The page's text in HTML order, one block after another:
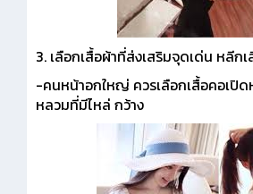
3. เลือกเสื้อผ้าที่ส่งเสริมจุดเด่น หลีก
-คนหน้าอกใหญ่ ควรเลือกเสื้อคอเปิด
หลวมที่มีไหล่ กว้าง